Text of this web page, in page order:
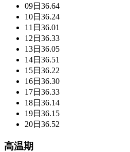
09日 36.64
10日 36.24
11日 36.01
12日 36.33
13日 36.05
14日 36.51
15日 36.22
16日 36.30
17日 36.33
18日 36.14
19日 36.15
20日 36.52
高温期